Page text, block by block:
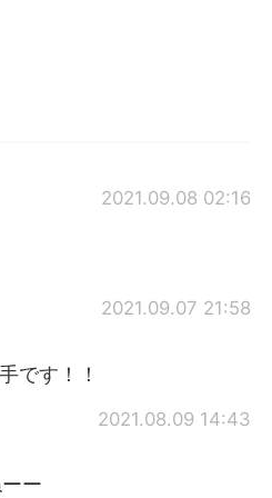
2021.09.08 02:16
2021.09.07 21:58
です！！
2021.08.09 14:43
ー